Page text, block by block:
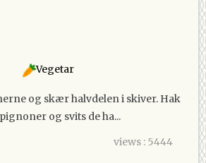
Vegetar
og skær halvdelen i skiver. Hak
og svits de ha...
views : 5444